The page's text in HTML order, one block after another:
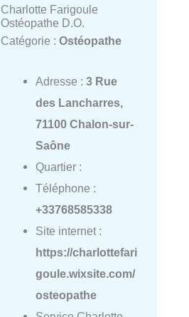
Charlotte Farigoule
Ostéopathe D.O.
Catégorie : Ostéopathe
Adresse : 3 Rue
des Lancharres,
71100 Chalon-sur-
Saône
Quartier :
Téléphone :
+33768585338
Site internet :
https://charlottefari
goule.wixsite.com/
osteopathe